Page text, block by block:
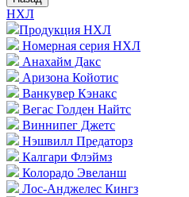
НХЛ
Продукция НХЛ
Номерная серия НХЛ
Анахайм Дакс
Аризона Койотис
Ванкувер Кэнакс
Вегас Голден Найтс
Виннипег Джетс
Нэшвилл Предаторз
Калгари Флэймз
Колорадо Эвеланш
Лос-Анджелес Кингз